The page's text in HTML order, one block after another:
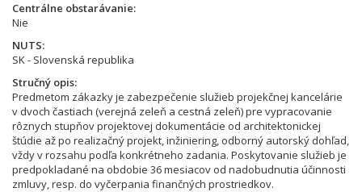
Centrálne obstarávanie
Nie
NUTS
SK - Slovenská republika
Stručný opis
Predmetom zákazky je zabezpečenie služieb projekčnej kancelárie
v dvoch častiach (verejná zeleň a cestná zeleň) pre vypracovanie
rôznych stupňov projektovej dokumentácie od architektonickej
štúdie až po realizačný projekt, inžiniering, odborný autorský dohľad,
vždy v rozsahu podľa konkrétneho zadania. Poskytovanie služieb je
predpokladané na obdobie 36 mesiacov od nadobudnutia účinnosti
zmluvy, resp. do vyčerpania finančných prostriedkov.